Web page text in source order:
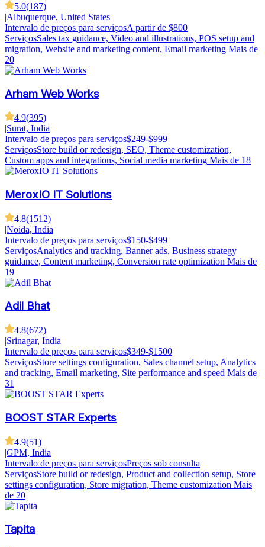
5.0(187)
|Albuquerque, United States
Intervalo de preços para serviçosA partir de $800
ServiçosSales tax guidance, Video and illustrations, POS setup and
migration, Website and marketing content, Email marketing Mais de
20
Arham Web Works
4.9(395)
|Surat, India
Intervalo de preços para serviços$249-$999
ServiçosStore build or redesign, SEO, Theme customization,
Custom apps and integrations, Social media marketing Mais de 18
MeroxIO IT Solutions
4.8(1512)
|Noida, India
Intervalo de preços para serviços$150-$499
ServiçosAnalytics and tracking, Banner ads, Business strategy
guidance, Content marketing, Conversion rate optimization Mais de
19
Adil Bhat
4.8(672)
|Srinagar, India
Intervalo de preços para serviços$349-$1500
ServiçosStore settings configuration, Sales channel setup, Analytics
and tracking, Email marketing, Site performance and speed Mais de
31
BOOST STAR Experts
4.9(51)
|GPM, India
Intervalo de preços para serviçosPreços sob consulta
ServiçosStore build or redesign, Product and collection setup, Store
settings configuration, Store migration, Theme customization Mais
de 20
Tapita